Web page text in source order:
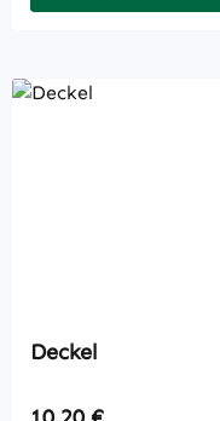
Deckel